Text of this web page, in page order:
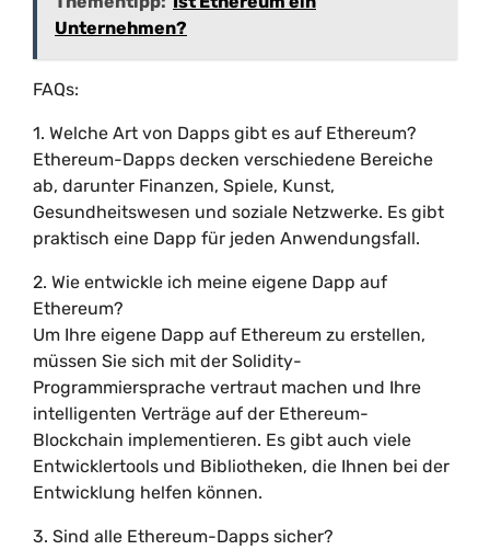
Unternehmen?
FAQs:
1. Welche Art von Dapps gibt es auf Ethereum?
Ethereum-Dapps decken verschiedene Bereiche
ab, darunter Finanzen, Spiele, Kunst,
Gesundheitswesen und soziale Netzwerke. Es gibt
praktisch eine Dapp für jeden Anwendungsfall.
2. Wie entwickle ich meine eigene Dapp auf
Ethereum?
Um Ihre eigene Dapp auf Ethereum zu erstellen,
müssen Sie sich mit der Solidity-
Programmiersprache vertraut machen und Ihre
intelligenten Verträge auf der Ethereum-
Blockchain implementieren. Es gibt auch viele
Entwicklertools und Bibliotheken, die Ihnen bei der
Entwicklung helfen können.
3. Sind alle Ethereum-Dapps sicher?